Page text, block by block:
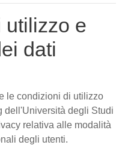
utilizzo e
dati
le condizioni di utilizzo
dell'Università degli Studi
relativa alle modalità
degli utenti.